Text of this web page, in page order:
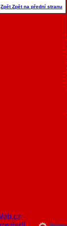
ZpětZpět na přední stranu